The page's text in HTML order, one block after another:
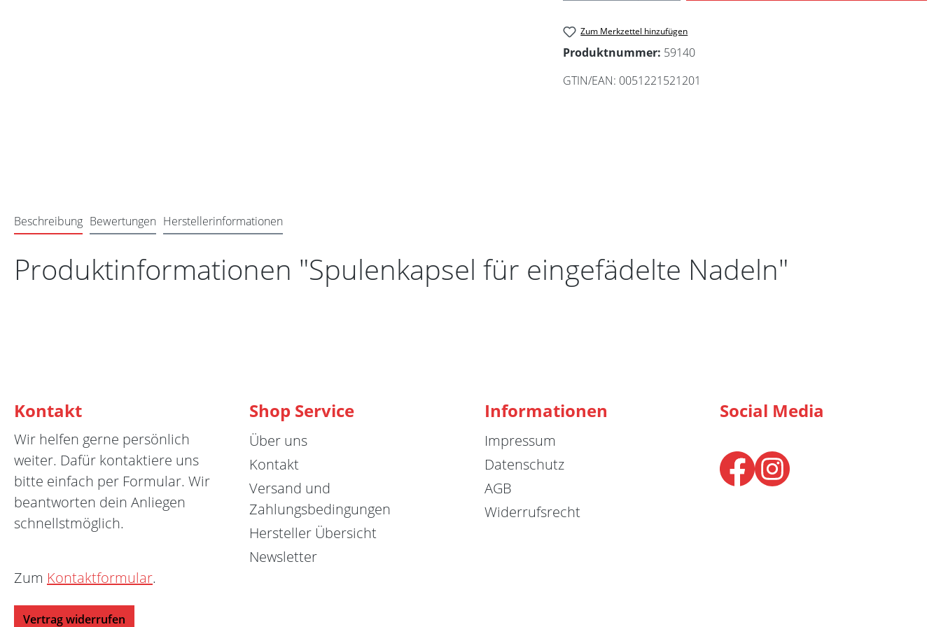
Zum Merkzettel hinzufügen
Produktnummer: 59140
GTIN/EAN: 0051221521201
Beschreibung Bewertungen Herstellerinformationen
Produktinformationen "Spulenkapsel für eingefädelte Nadeln"
Kontakt
Wir helfen gerne persönlich
weiter. Dafür kontaktiere uns
bitte einfach per Formular. Wir
beantworten dein Anliegen
schnellstmöglich.
Zum Kontaktformular.
Vertrag widerrufen
Shop Service
Über uns
Kontakt
Versand und
Zahlungsbedingungen
Hersteller Übersicht
Newsletter
Informationen
Impressum
Datenschutz
AGB
Widerrufsrecht
Social Media